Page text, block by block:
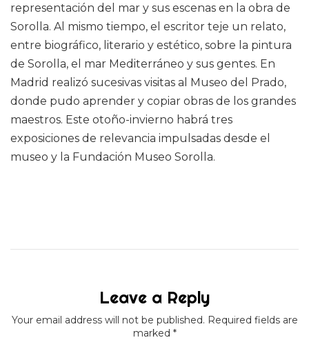
representación del mar y sus escenas en la obra de
Sorolla. Al mismo tiempo, el escritor teje un relato,
entre biográfico, literario y estético, sobre la pintura
de Sorolla, el mar Mediterráneo y sus gentes. En
Madrid realizó sucesivas visitas al Museo del Prado,
donde pudo aprender y copiar obras de los grandes
maestros. Este otoño-invierno habrá tres
exposiciones de relevancia impulsadas desde el
museo y la Fundación Museo Sorolla.
Leave a Reply
Your email address will not be published. Required fields are
marked *